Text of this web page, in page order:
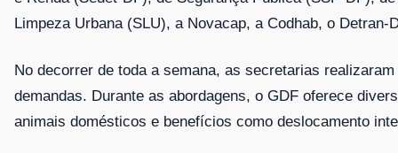
Limpeza Urbana (SLU), a Novacap, a Codhab, o
No decorrer de toda a semana, as secretarias
demandas. Durante as abordagens, o GDF oferece
animais domésticos e benefícios como deslocamento